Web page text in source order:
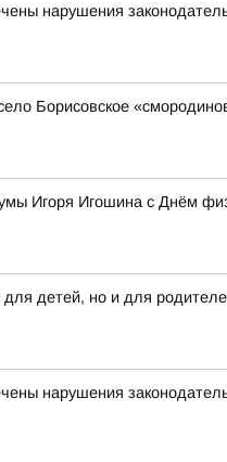
нарушения
Борисовское
Игоря Игошина с Днём
детей, но и для
нарушения